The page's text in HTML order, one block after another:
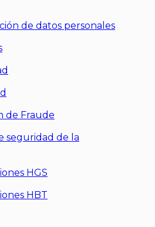
de datos personales
de Fraude
seguridad de la
HGS
HBT